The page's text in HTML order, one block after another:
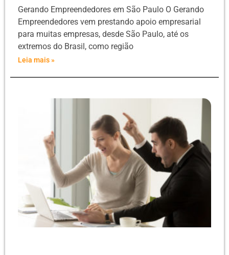
Gerando Empreendedores em São Paulo O Gerando
Empreendedores vem prestando apoio empresarial
para muitas empresas, desde São Paulo, até os
extremos do Brasil, como região
Leia mais »